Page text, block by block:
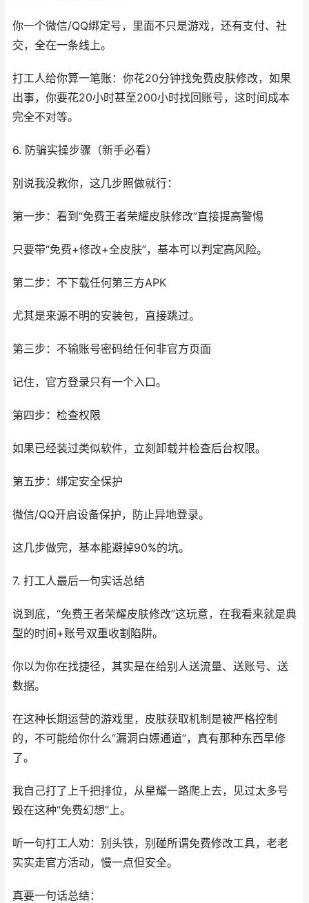
你一个微信/QQ绑定号，里面不只是游戏，还有支付、社
交，全在一条线上。
打工人给你算一笔账：你花20分钟找免费皮肤修改，如果
出事，你要花20小时甚至200小时找回账号，这时间成本
完全不对等。
6. 防骗实操步骤（新手必看）
别说我没教你，这几步照做就行：
第一步：看到“免费王者荣耀皮肤修改”直接提高警惕
只要带“免费+修改+全皮肤”，基本可以判定高风险。
第二步：不下载任何第三方APK
尤其是来源不明的安装包，直接跳过。
第三步：不输账号密码给任何非官方页面
记住，官方登录只有一个入口。
第四步：检查权限
如果已经装过类似软件，立刻卸载并检查后台权限。
第五步：绑定安全保护
微信/QQ开启设备保护，防止异地登录。
这几步做完，基本能避掉90%的坑。
7. 打工人最后一句实话总结
说到底，“免费王者荣耀皮肤修改”这玩意，在我看来就是典
型的时间+账号双重收割陷阱。
你以为你在找捷径，其实是在给别人送流量、送账号、送
数据。
在这种长期运营的游戏里，皮肤获取机制是被严格控制
的，不可能给你什么“漏洞白嫖通道”，真有那种东西早修
了。
我自己打了上千把排位，从星耀一路爬上去，见过太多号
毁在这种“免费幻想”上。
听一句打工人劝：别头铁，别碰所谓免费修改工具，老老
实实走官方活动，慢一点但安全。
真要一句话总结：